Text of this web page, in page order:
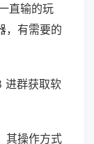
直输的玩
，有需要的
进群获取软
其操作方式